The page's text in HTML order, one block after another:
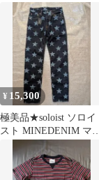
ツ/コットン/ナンバーナ
イン
¥ 15,300
極美品★soloist ソロイ
スト MINEDENIM マイ
ンデニム パンツ♪